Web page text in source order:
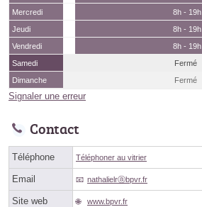
Mercredi
8h - 19h
Jeudi
8h - 19h
Vendredi
8h - 19h
Samedi
Fermé
Dimanche
Fermé
Signaler une erreur
Contact
Téléphone Téléphoner au vitrier
Email nathalielrⓐbpvr.fr
Site web www.bpvr.fr